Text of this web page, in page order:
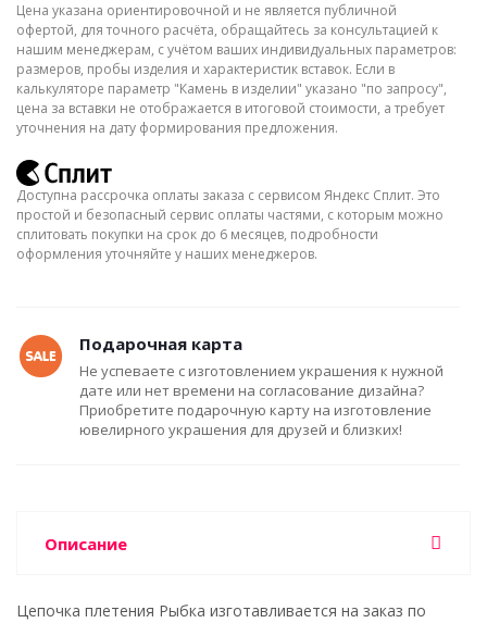
Цена указана ориентировочной и не является публичной
офертой, для точного расчёта, обращайтесь за консультацией к
нашим менеджерам, с учётом ваших индивидуальных параметров:
размеров, пробы изделия и характеристик вставок. Если в
калькуляторе параметр "Камень в изделии" указано "по запросу",
цена за вставки не отображается в итоговой стоимости, а требует
уточнения на дату формирования предложения.
Доступна рассрочка оплаты заказа с сервисом Яндекс Сплит. Это
простой и безопасный сервис оплаты частями, с которым можно
сплитовать покупки на срок до 6 месяцев, подробности
оформления уточняйте у наших менеджеров.
Подарочная карта
Не успеваете с изготовлением украшения к нужной
дате или нет времени на согласование дизайна?
Приобретите подарочную карту на изготовление
ювелирного украшения для друзей и близких!
Описание
Цепочка плетения Рыбка изготавливается на заказ по